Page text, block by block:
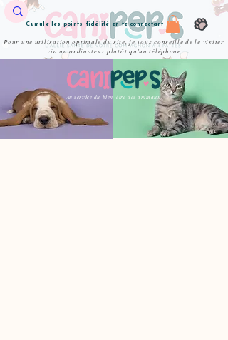
Cumule les points fidélité en te connectant
Pour une utilisation optimale du site, je vous conseille de le visiter
via un ordinateur plutôt qu'un téléphone
Au service du bien-être des animaux